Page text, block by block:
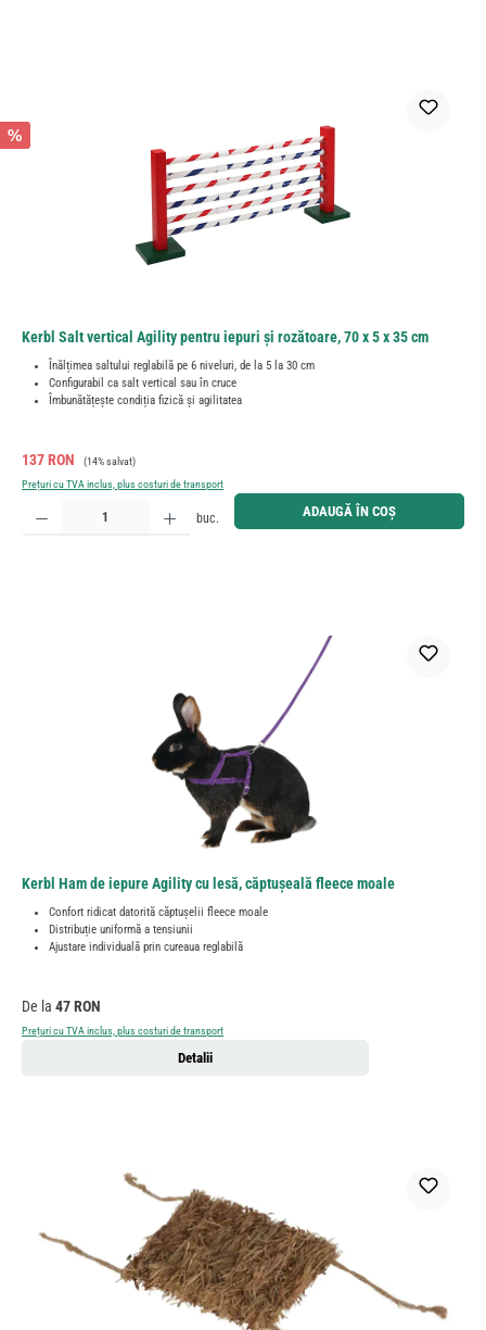
%
Kerbl Salt vertical Agility pentru iepuri și rozătoare, 70 x 5 x 35 cm
Înălțimea saltului reglabilă pe 6 niveluri, de la 5 la 30 cm
Configurabil ca salt vertical sau în cruce
Îmbunătățește condiția fizică și agilitatea
Preț de vânzare:
137 RON Preț obișnuit:
(14% salvat)
Prețuri cu TVA inclus, plus costuri de transport
Cantitate produs: Introduceți cantitatea dorită sau utilizați butoanele pentru a mări sau micșora
buc. ADAUGĂ ÎN COȘ
Kerbl Ham de iepure Agility cu lesă, căptușeală fleece moale
Confort ridicat datorită căptușelii fleece moale
Distribuție uniformă a tensiunii
Ajustare individuală prin cureaua reglabilă
Preț obișnuit:
De la 47 RON
Prețuri cu TVA inclus, plus costuri de transport
Detalii